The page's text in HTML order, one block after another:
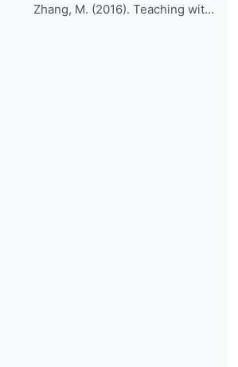
Zhang, M. (2016). Teaching with Google Classroom. ...